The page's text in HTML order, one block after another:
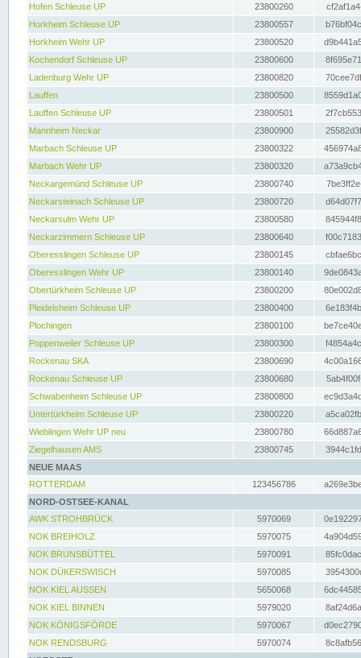
Hofen Schleuse UP
23800260
Horkheim Schleuse UP
23800557
Horkheim Wehr UP
23800520
Kochendorf Schleuse UP
23800600
Ladenburg Wehr UP
23800820
Lauffen
23800500
Lauffen Schleuse UP
23800501
Mannheim Neckar
23800900
Marbach Schleuse UP
23800322
Marbach Wehr UP
23800320
Neckargemünd Schleuse UP
23800740
Neckarsteinach Schleuse UP
23800720
Neckarsulm Wehr UP
23800580
Neckarzimmern Schleuse UP
23800640
Oberesslingen Schleuse UP
23800145
Oberesslingen Wehr UP
23800140
Obertürkheim Schleuse UP
23800200
Pleidelsheim Schleuse UP
23800400
Plochingen
23800100
Poppenweiler Schleuse UP
23800300
Rockenau SKA
23800690
Rockenau Schleuse UP
23800680
Schwabenheim Schleuse UP
23800800
Untertürkheim Schleuse UP
23800220
Wieblingen Wehr UP neu
23800780
Ziegelhausen AMS
23800745
NEUE MAAS
ROTTERDAM
123456786
NORD-OSTSEE-KANAL
AWK STROHBRÜCK
5970069
NOK BREIHOLZ
5970075
NOK BRUNSBÜTTEL
5970091
NOK DÜKERSWISCH
5970085
NOK KIEL AUSSEN
5650068
NOK KIEL BINNEN
5979020
NOK KÖNIGSFÖRDE
5970067
NOK RENDSBURG
5970074